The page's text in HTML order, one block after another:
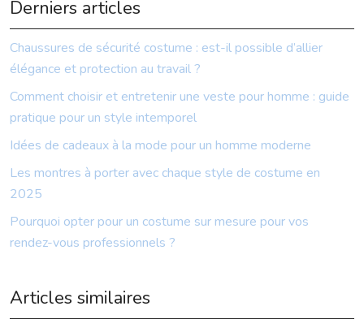
Derniers articles
Chaussures de sécurité costume : est-il possible d’allier
élégance et protection au travail ?
Comment choisir et entretenir une veste pour homme : guide
pratique pour un style intemporel
Idées de cadeaux à la mode pour un homme moderne
Les montres à porter avec chaque style de costume en
2025
Pourquoi opter pour un costume sur mesure pour vos
rendez-vous professionnels ?
Articles similaires